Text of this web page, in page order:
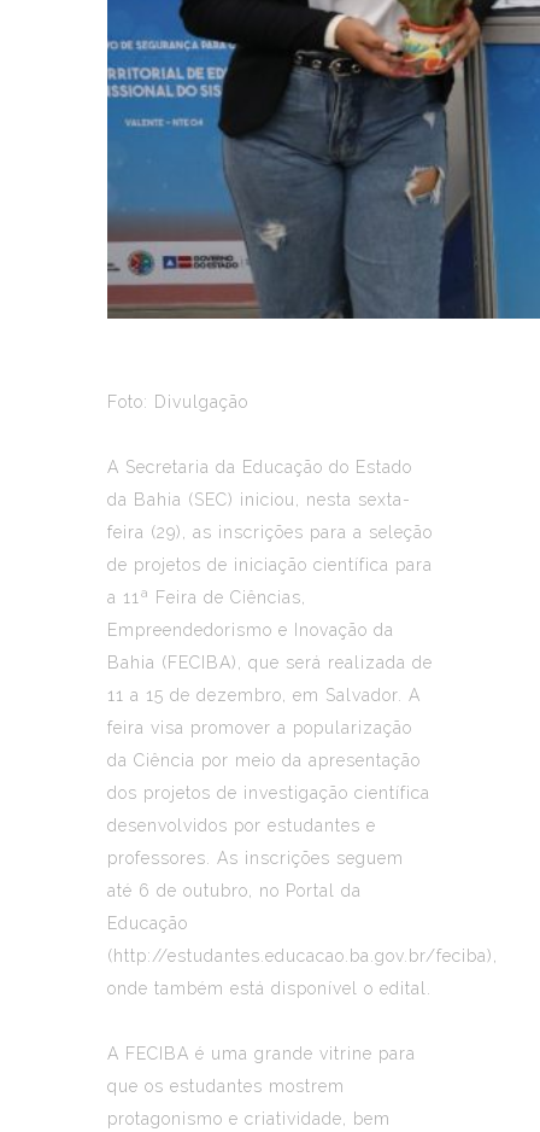
Foto: Divulgação
A Secretaria da Educação do Estado
da Bahia (SEC) iniciou, nesta sexta-
feira (29), as inscrições para a seleção
de projetos de iniciação científica para
a 11ª Feira de Ciências,
Empreendedorismo e Inovação da
Bahia (FECIBA), que será realizada de
11 a 15 de dezembro, em Salvador. A
feira visa promover a popularização
da Ciência por meio da apresentação
dos projetos de investigação científica
desenvolvidos por estudantes e
professores. As inscrições seguem
até 6 de outubro, no Portal da
Educação
(http://estudantes.educacao.ba.gov.br/feciba),
onde também está disponível o edital.
A FECIBA é uma grande vitrine para
que os estudantes mostrem
protagonismo e criatividade, bem